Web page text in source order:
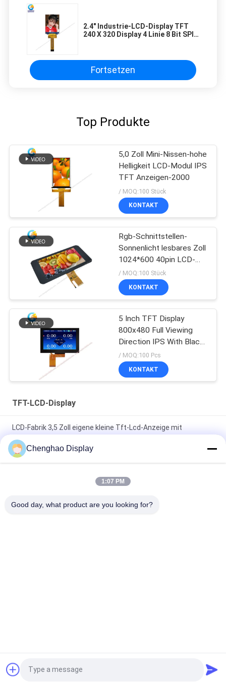
2.4" Industrie-LCD-Display TFT
240 X 320 Display 4 Linie 8 Bit SPI-
Fortsetzen
Top Produkte
5,0 Zoll Mini-Nissen-hohe
Helligkeit LCD-Modul IPS
TFT Anzeigen-2000
/ MOQ:100 Stück
KONTAKT
Rgb-Schnittstellen-
Sonnenlicht lesbares Zoll
1024*600 40pin LCD-
Anzeigen-7、
/ MOQ:100 Stück
KONTAKT
5 Inch TFT Display
800x480 Full Viewing
Direction IPS With Black
Glass Cover
/ MOQ:100 Pcs
KONTAKT
TFT-LCD-Display
LCD-Fabrik 3,5 Zoll eigene kleine Tft-Lcd-Anzeige mit
Kapazitäts-Touch
7 In 50 Pin 250cd/m2 800x480 Rgb Tft Lcd Monitor
Streifen IPS-Bildschirm
TFT-LCD-
Touchscreen
Fordern Sie ein Angebot
Chenghao Display
1:07 PM
Good day, what product are you looking for?